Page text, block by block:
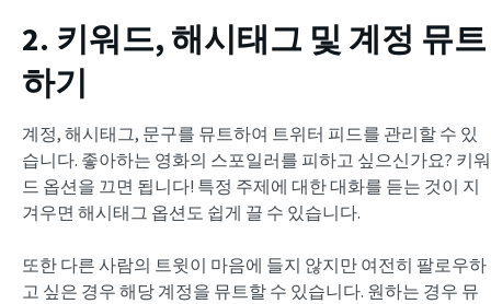
2. 키워드, 해시태그 및 계정 뮤트
하기
계정, 해시태그, 문구를 뮤트하여 트위터 피드를 관리할 수 있
습니다. 좋아하는 영화의 스포일러를 피하고 싶으신가요? 키워
드 옵션을 끄면 됩니다! 특정 주제에 대한 대화를 듣는 것이 지
겨우면 해시태그 옵션도 쉽게 끌 수 있습니다.
또한 다른 사람의 트윗이 마음에 들지 않지만 여전히 팔로우하
고 싶은 경우 해당 계정을 뮤트할 수 있습니다. 원하는 경우 뮤